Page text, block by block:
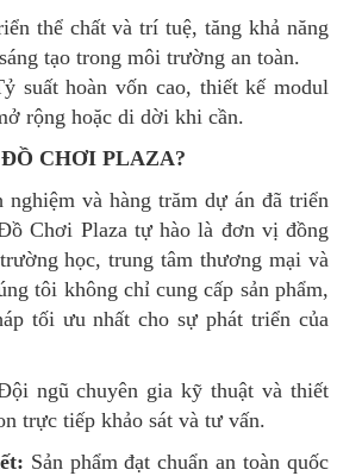
thể chất và trí tuệ, tăng khả năng
tạo trong môi trường an toàn.
suất hoàn vốn cao, thiết kế modul
rộng hoặc di dời khi cần.
ĐỒ CHƠI PLAZA?
và hàng trăm dự án đã triển
Chơi Plaza tự hào là đơn vị đồng
học, trung tâm thương mại và
tôi không chỉ cung cấp sản phẩm,
tối ưu nhất cho sự phát triển của
ngũ chuyên gia kỹ thuật và thiết
trực tiếp khảo sát và tư vấn.
Sản phẩm đạt chuẩn an toàn quốc